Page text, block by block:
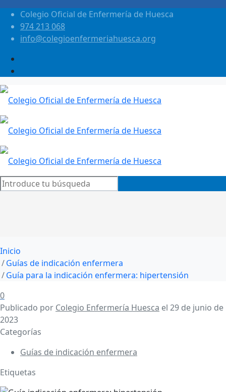
Colegio Oficial de Enfermería de Huesca
974 213 068
info@colegioenfermeriahuesca.org
Inicio
Guías de indicación enfermera
Guía para la indicación enfermera: hipertensión
0
Publicado por Colegio Enfermería Huesca el 29 de junio de
2023
Categorías
Guías de indicación enfermera
Etiquetas